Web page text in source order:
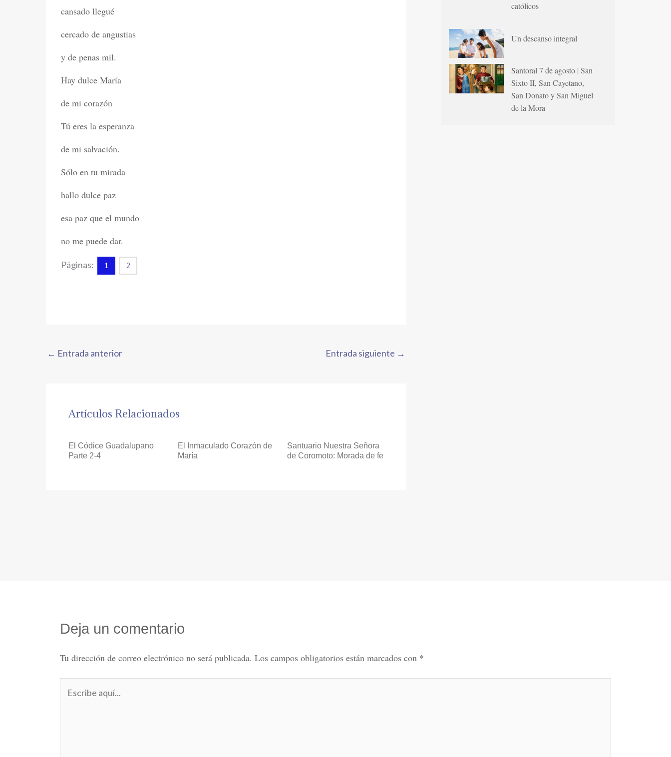
cansado llegué
cercado de angustias
y de penas mil.
Hay dulce María
de mi corazón
Tú eres la esperanza
de mi salvación.
Sólo en tu mirada
hallo dulce paz
esa paz que el mundo
no me puede dar.
Páginas: 1 2
← Entrada anterior Entrada siguiente →
Artículos Relacionados
El Códice Guadalupano
Parte 2-4
El Inmaculado Corazón de
María
Santuario Nuestra Señora
de Coromoto: Morada de fe
católicos
Un descanso integral
Santoral 7 de agosto | San
Sixto II, San Cayetano,
San Donato y San Miguel
de la Mora
Deja un comentario
Tu dirección de correo electrónico no será publicada. Los campos obligatorios están marcados con *
aquí...